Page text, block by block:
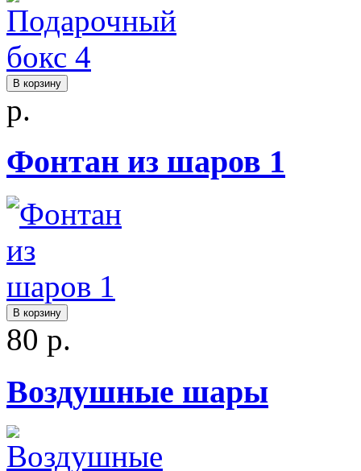
В корзину
р.
Фонтан из шаров 1
В корзину
80 р.
Воздушные шары